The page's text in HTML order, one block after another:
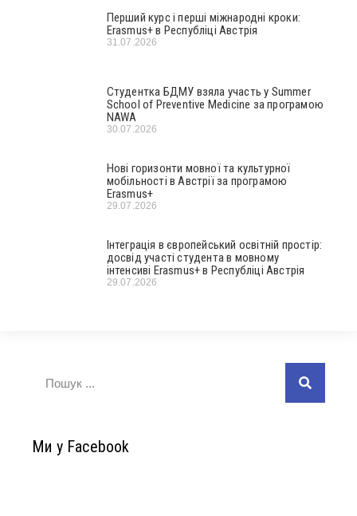
Перший курс і перші міжнародні кроки:
Erasmus+ в Республіці Австрія
31.07.2026
Студентка БДМУ взяла участь у Summer
School of Preventive Medicine за програмою
NAWA
30.07.2026
Нові горизонти мовної та культурної
мобільності в Австрії за програмою
Erasmus+
29.07.2026
Інтеграція в європейський освітній простір:
досвід участі студента в мовному
інтенсиві Erasmus+ в Республіці Австрія
29.07.2026
Ми у Facebook